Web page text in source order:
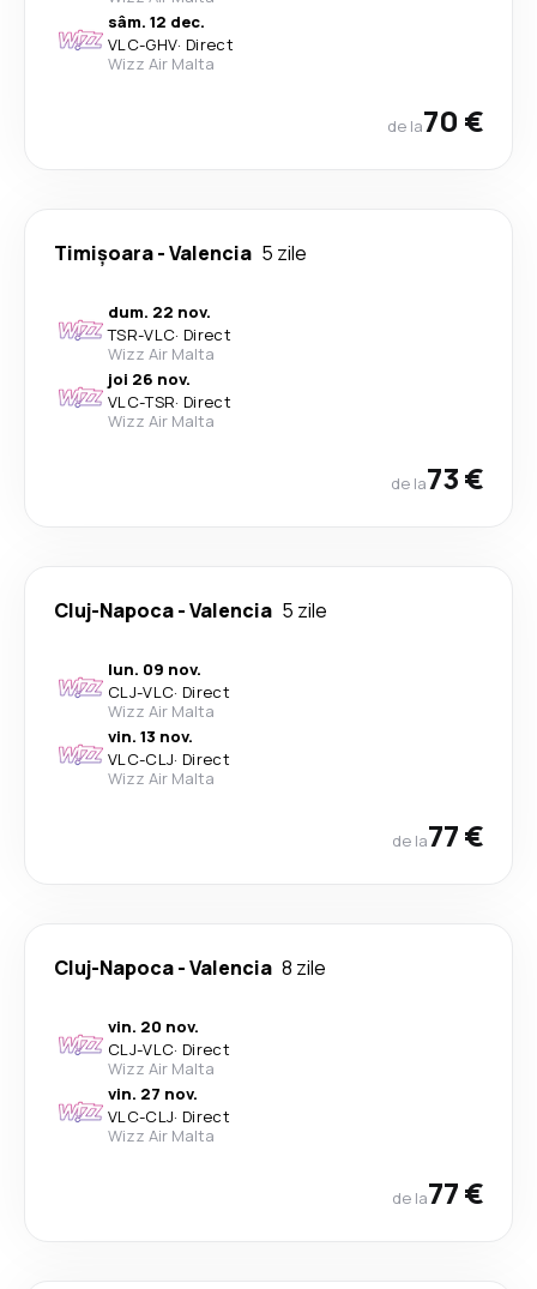
sâm. 12 dec.
VLC-GHV· Direct
Wizz Air Malta
de la70 €
Timișoara-Valencia 5 zile
dum. 22 nov.
TSR-VLC· Direct
Wizz Air Malta
joi 26 nov.
VLC-TSR· Direct
Wizz Air Malta
de la73 €
Cluj-Napoca-Valencia 5 zile
lun. 09 nov.
CLJ-VLC· Direct
Wizz Air Malta
vin. 13 nov.
VLC-CLJ· Direct
Wizz Air Malta
de la77 €
Cluj-Napoca-Valencia 8 zile
vin. 20 nov.
CLJ-VLC· Direct
Wizz Air Malta
vin. 27 nov.
VLC-CLJ· Direct
Wizz Air Malta
de la77 €